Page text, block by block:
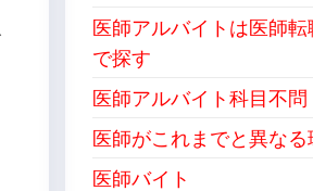
医師アルバイトは医師転
で探す
医師アルバイト科目不問
医師がこれまでと異な
医師バイト